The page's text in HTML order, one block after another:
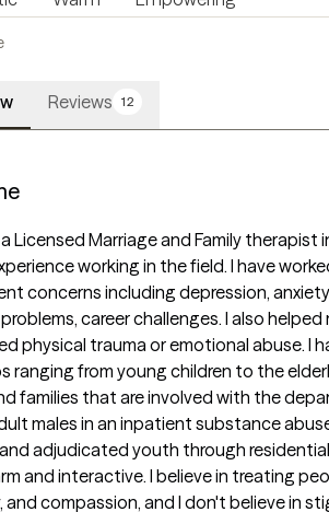
Reviews 12
a Licensed Marriage and Family therapist
working in the field. I have
concerns including depression,
career challenges. I also
physical trauma or emotional abuse. I
ranging from young children to the
families that are involved with the
males in an inpatient substance
adjudicated youth through
and interactive. I believe in treating
and compassion, and I don't believe in